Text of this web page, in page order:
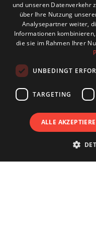
und unseren Datenverkehr
über Ihre Nutzung
Analysepartner weiter,
Informationen
die sie im Rahmen Ihrer
UNBEDINGT
TARGETING
ALLE